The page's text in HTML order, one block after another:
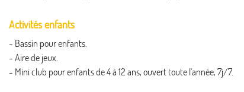
Activités enfants
- Bassin pour enfants.
- Aire de jeux.
- Mini club pour enfants de 4 à 12 ans, ouvert toute l'année, 7j/7.